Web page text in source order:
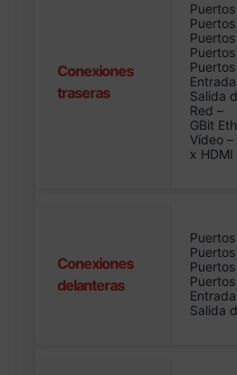
Conexiones
traseras
Salida
Red –
GBit
Vídeo –
x HDMI
Conexiones
delanteras
Salida